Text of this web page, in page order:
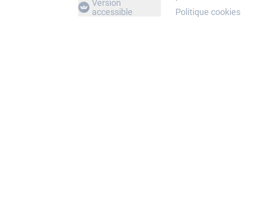
Version
accessible
Politique cookies